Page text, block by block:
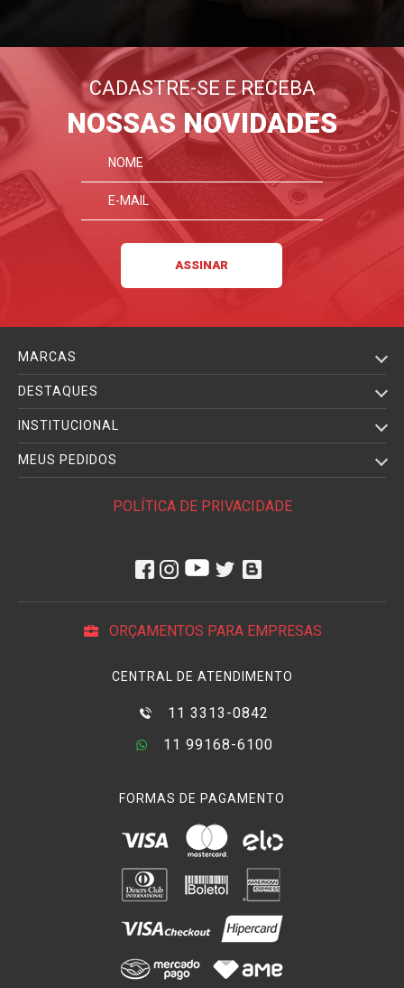
CADASTRE-SE E RECEBA
NOSSAS NOVIDADES
MARCAS
DESTAQUES
INSTITUCIONAL
MEUS PEDIDOS
POLÍTICA DE PRIVACIDADE
ORÇAMENTOS PARA EMPRESAS
CENTRAL DE ATENDIMENTO
11 3313-0842
11 99168-6100
FORMAS DE PAGAMENTO